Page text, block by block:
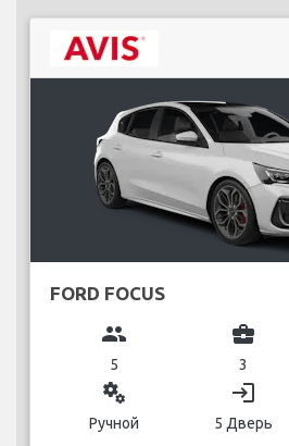
FORD FOCUS
group
5
business_center
3
miscellaneous_services
Ручной
login
5 Дверь